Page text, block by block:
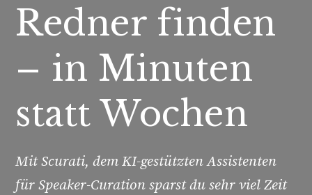
Redner finden
– in Minuten
statt Wochen
Mit Scurati, dem KI-gestützten Assistenten
für Speaker-Curation sparst du sehr viel Zeit